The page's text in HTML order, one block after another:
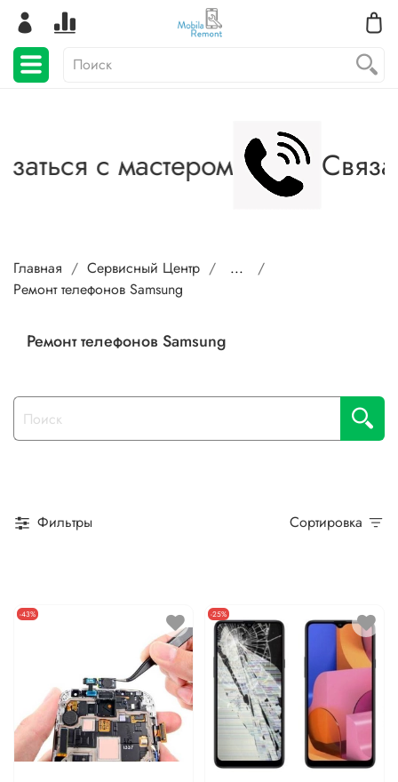
с мастером
Главная Сервисный Центр
...
Ремонт телефонов Samsung
Ремонт телефонов Samsung
Фильтры Сортировка
-43% -25%